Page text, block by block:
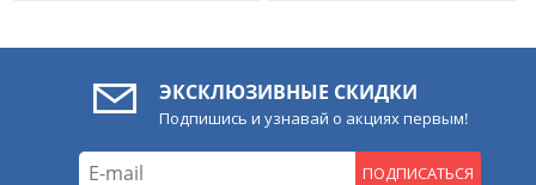
ЭКСКЛЮЗИВНЫЕ СКИДКИ
Подпишись и узнавай о акциях первым!
ПОДПИСАТЬСЯ